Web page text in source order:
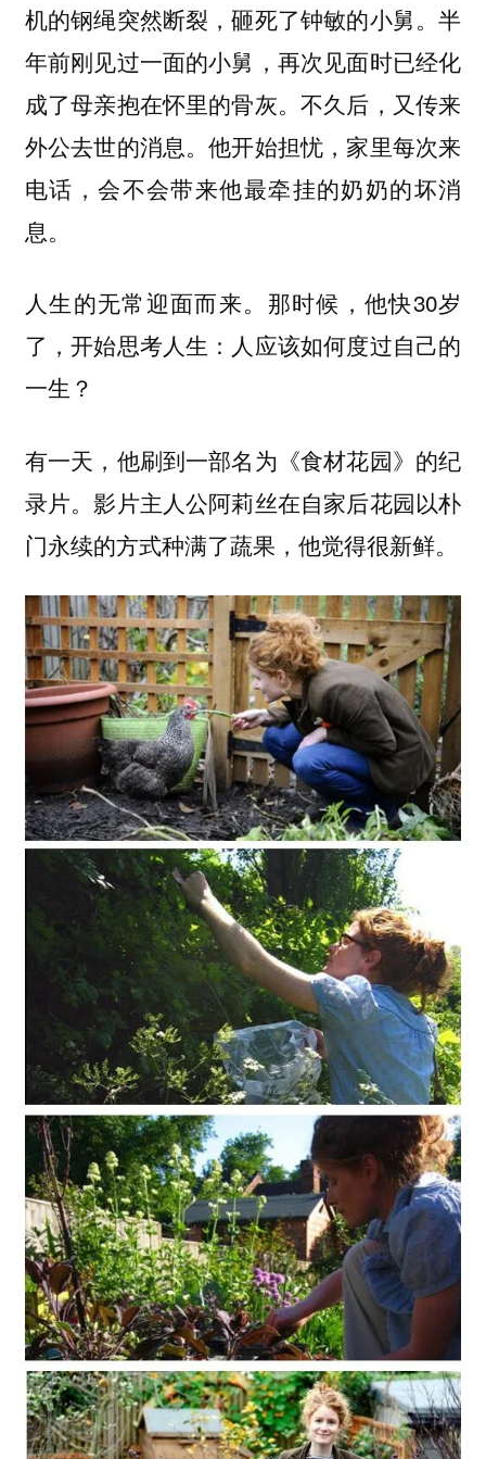
机的钢绳突然断裂，砸死了钟敏的小舅。半
年前刚见过一面的小舅，再次见面时已经化
成了母亲抱在怀里的骨灰。不久后，又传来
外公去世的消息。他开始担忧，家里每次来
电话，会不会带来他最牵挂的奶奶的坏消
息。
人生的无常迎面而来。那时候，他快30岁
了，开始思考人生：人应该如何度过自己的
一生？
有一天，他刷到一部名为《食材花园》的纪
录片。影片主人公阿莉丝在自家后花园以朴
门永续的方式种满了蔬果，他觉得很新鲜。